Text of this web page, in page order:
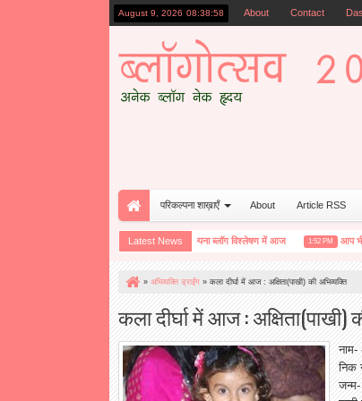
August 9, 2026 08:38:59 About Contact
परिकल्पना शाख़ाएँ About Article RSS
Latest News
6:25 PM परिकल्पना ब्लॉग विश्लेषण में आज 1:52 PM आप भी शामिल
» अभिव्यक्ति ड्राईंग » कला दीर्घा में आज : अक्षिता(पाखी) की अभिव्यक्ति
कला दीर्घा में आज : अक्षिता(पाखी)
नाम-
निक
जन्म-